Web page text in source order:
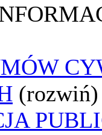
(rozwiń)